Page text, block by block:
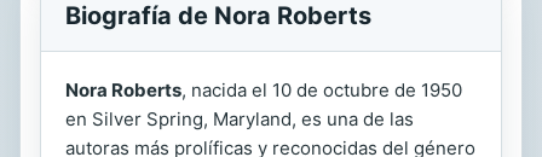
Biografía de Nora Roberts
Nora Roberts, nacida el 10 de octubre de 1950
en Silver Spring, Maryland, es una de las
autoras más prolíficas y reconocidas del género